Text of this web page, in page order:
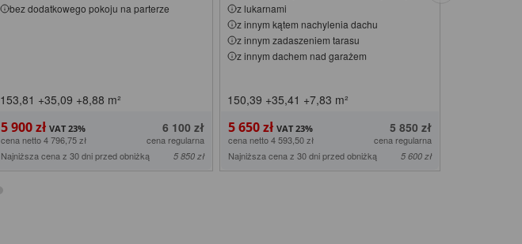
bez dodatkowego pokoju na parterze
153,81 +35,09 +8,88 m²
5 900 zł 6 100 zł
cena netto 4 796,75 zł
cena regularna
Najniższa cena z 30 dni przed obniżką
5 850 zł
z lukarnami
z innym kątem nachylenia dachu
z innym zadaszeniem tarasu
z innym dachem nad garażem
150,39 +35,41 +7,83 m²
5 650 zł 5 850 zł
cena netto 4 593,50 zł
cena regularna
Najniższa cena z 30 dni przed obniżką
5 600 zł